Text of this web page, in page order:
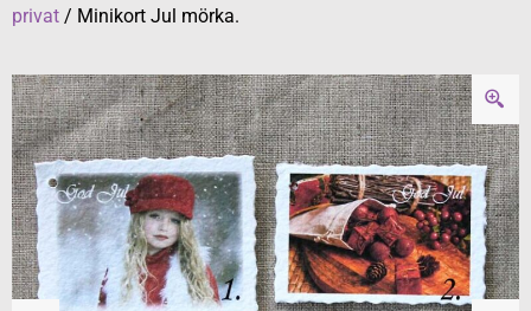
privat / Minikort Jul mörka.